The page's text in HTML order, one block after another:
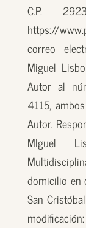
C.P.
https://
correo
Miguel
Autor al
4115,
Autor.
MIguel
domicilio en
San